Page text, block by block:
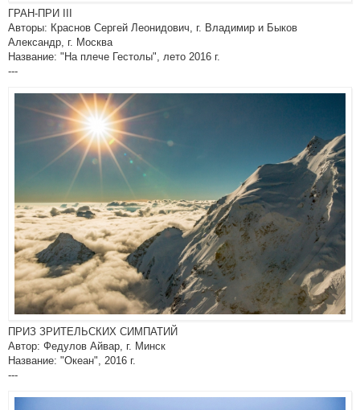
ГРАН-ПРИ III
Авторы: Краснов Сергей Леонидович, г. Владимир и Быков
Александр, г. Москва
Название: "На плече Гестолы", лето 2016 г.
---
ПРИЗ ЗРИТЕЛЬСКИХ СИМПАТИЙ
Автор: Федулов Айвар, г. Минск
Название: "Океан", 2016 г.
---